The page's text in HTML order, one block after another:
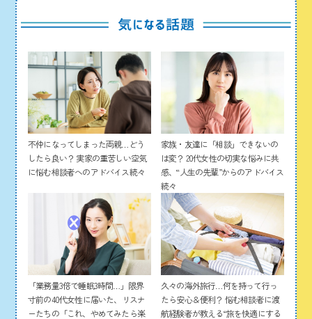
不仲になってしまった両親…どう
したら良い？ 実家の重苦しい空気
に悩む相談者へのアドバイス続々
家族・友達に「相談」できないの
は変？ 20代女性の切実な悩みに共
感、“人生の先輩”からのアドバイス
続々
「業務量3倍で睡眠3時間…」限界
寸前の40代女性に届いた、リスナ
ーたちの「これ、やめてみたら楽
久々の海外旅行…何を持って行っ
たら安心＆便利？ 悩む相談者に渡
航経験者が教える“旅を快適にする